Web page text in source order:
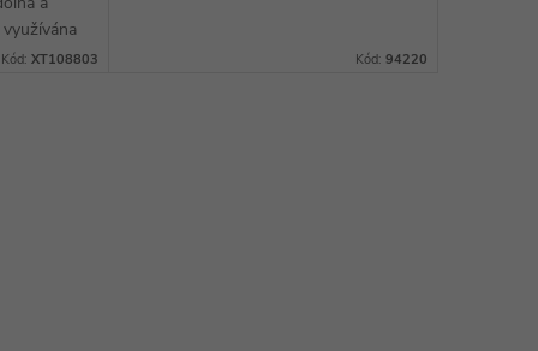
Kód: XT108803 Kód: 94220